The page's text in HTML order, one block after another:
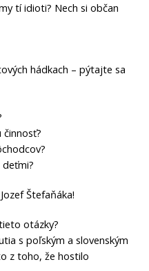
tí idioti? Nech si občan
hádkach – pýtajte sa
Štefaňáka!
otázky?
s poľským a slovenským
z toho, že hostilo